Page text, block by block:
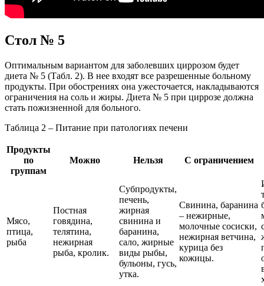
Стол № 5
Оптимальным вариантом для заболевших циррозом будет
диета № 5 (Табл. 2). В нее входят все разрешенные больному
продукты. При обострениях она ужесточается, накладываются
ограничения на соль и жиры. Диета № 5 при циррозе должна
стать пожизненной для больного.
Таблица 2 – Питание при патологиях печени
Продукты
по
группам
Можно Нельзя С ограничением
Мясо,
птица,
рыба
Постная
говядина,
телятина,
нежирная
рыба, кролик.
Субпродукты,
печень,
жирная
свинина и
баранина,
сало, жирные
виды рыбы,
бульоны, гусь,
утка.
Свинина, баранина
– нежирные,
молочные сосиски,
нежирная ветчина,
курица без
кожицы.